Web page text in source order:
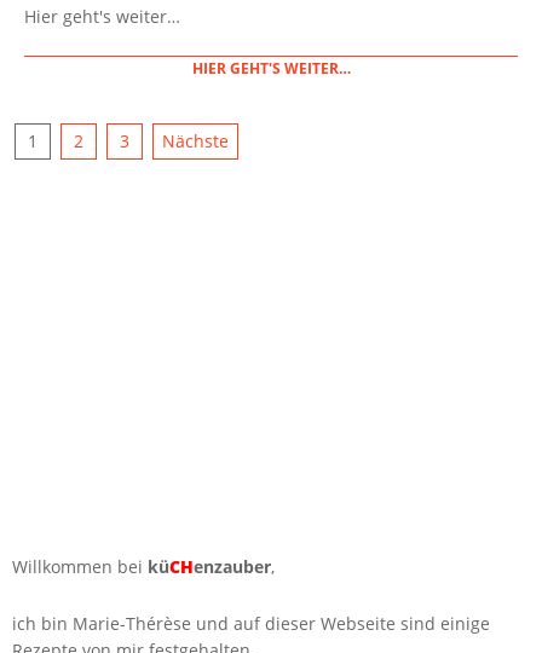
05
Hier geht's weiter…
HIER GEHT'S WEITER…
SEITENNUMMERIERUNG
1 2 3 Nächste
Willkommen bei küCHenzauber,
ich bin Marie-Thérèse und auf dieser Webseite sind einige